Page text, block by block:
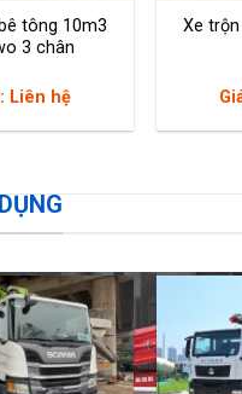
tông 10m3
3 chân
Liên hệ
Xe